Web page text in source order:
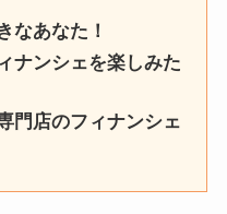
なあなた！
ナンシェを楽しみた
門店のフィナンシェ